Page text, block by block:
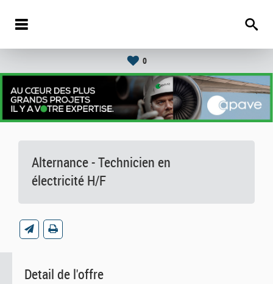
0
Alternance - Technicien en
électricité H/F
Detail de l'offre